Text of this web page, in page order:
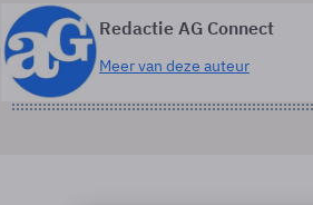
Redactie AG Connect
Meer van deze auteur